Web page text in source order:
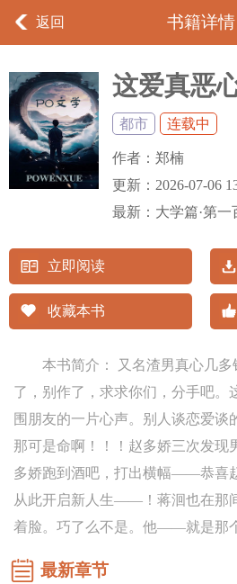
返回 书籍详情
这爱真恶
都市 连载中
作者： 郑楠
更新： 2026-07-06
最新： 大学篇·第
立即阅读
收藏本书
本书简介： 又名渣男真心几
了，别作了，求求你们，分手吧。
围朋友的一片心声。别人谈恋爱
那可是命啊！！！赵多娇三次发现
多娇跑到酒吧，打出横幅——恭喜
从此开启新人生——！蒋洄也在那
着脸。巧了么不是。他——就是那
最新章节